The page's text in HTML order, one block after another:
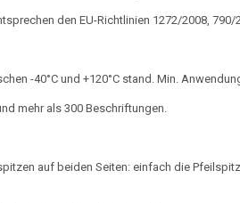
den EU-Richtlinien 1272/2008, 790/
-40°C und +120°C stand. Min.
mehr als 300 Beschriftungen.
auf beiden Seiten: einfach die